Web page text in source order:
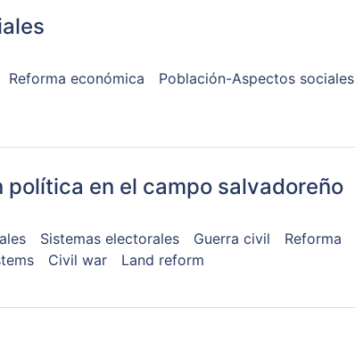
Reforma económica Población-Aspectos sociales
en el campo salvadoreño
Sistemas electorales Guerra civil
Reforma
Civil war Land reform